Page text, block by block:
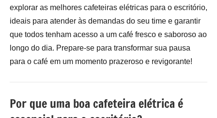
explorar as melhores cafeteiras elétricas para o escritório,
ideais para atender às demandas do seu time e garantir
que todos tenham acesso a um café fresco e saboroso ao
longo do dia. Prepare-se para transformar sua pausa
para o café em um momento prazeroso e revigorante!
Por que uma boa cafeteira elétrica é